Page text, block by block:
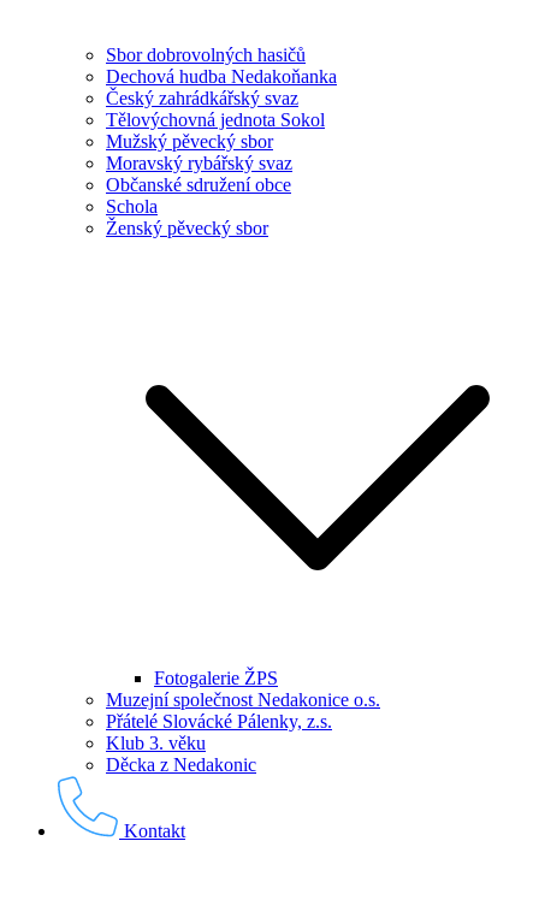
Sbor dobrovolných hasičů
Dechová hudba Nedakoňanka
Český zahrádkářský svaz
Tělovýchovná jednota Sokol
Mužský pěvecký sbor
Moravský rybářský svaz
Občanské sdružení obce
Schola
Ženský pěvecký sbor
Fotogalerie ŽPS
Muzejní společnost Nedakonice o.s.
Přátelé Slovácké Pálenky, z.s.
Klub 3. věku
Děcka z Nedakonic
Kontakt